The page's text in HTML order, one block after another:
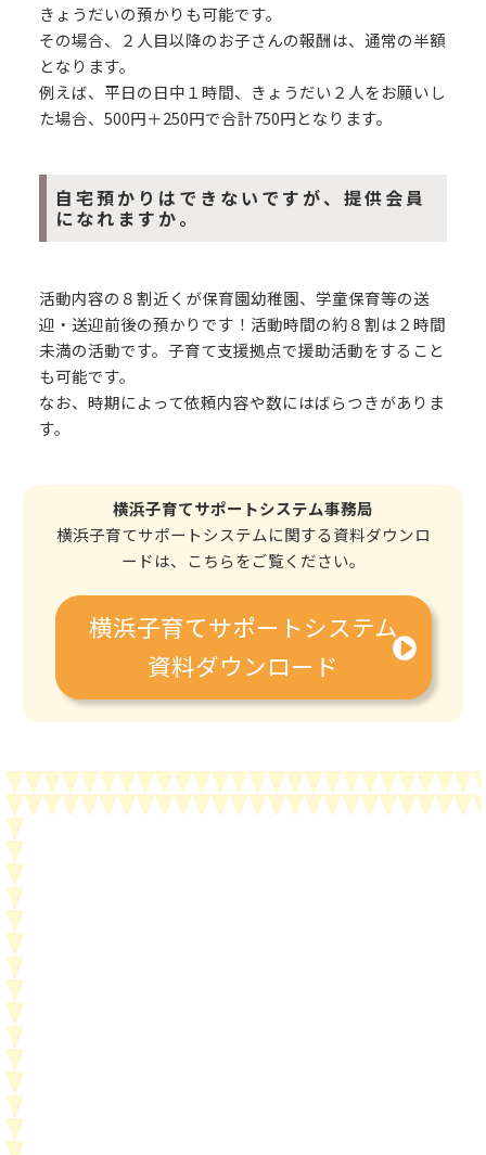
きょうだいの預かりも可能です。
その場合、２人目以降のお子さんの報酬は、通常の半額
となります。
例えば、平日の日中１時間、きょうだい２人をお願いし
た場合、500円＋250円で合計750円となります。
自宅預かりはできないですが、提供会員
になれますか。
活動内容の８割近くが保育園幼稚園、学童保育等の送
迎・送迎前後の預かりです！活動時間の約８割は２時間
未満の活動です。子育て支援拠点で援助活動をすること
も可能です。
なお、時期によって依頼内容や数にはばらつきがありま
す。
横浜子育てサポートシステム事務局
横浜子育てサポートシステムに関する資料ダウンロ
ードは、こちらをご覧ください。
横浜子育てサポートシステム
資料ダウンロード